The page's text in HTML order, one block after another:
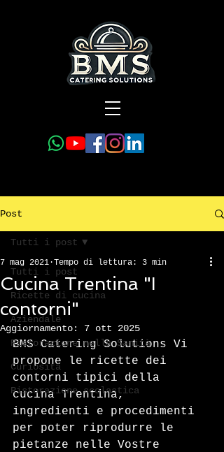
Post
Tutti i post
Ricette di cucina
Aziendale
Ristorazione nella Sanità
Curiosità
Ristorazione scolastica
Tutti i post
Cucina Trentina "I
contorni"
7 mag 2021 Tempo di lettura: 3 min
Aggiornamento: 7 ott 2025
BMS Catering Solutions Vi
propone le ricette dei
contorni tipici della
cucina Trentina,
ingredienti e procedimenti
per poter riprodurre le
pietanze nelle Vostre